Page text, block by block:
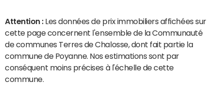
Attention : Les données de prix immobiliers affichées sur
cette page concernent l'ensemble de la Communauté
de communes Terres de Chalosse, dont fait partie la
commune de Poyanne. Nos estimations sont par
conséquent moins précises à l'échelle de cette
commune.